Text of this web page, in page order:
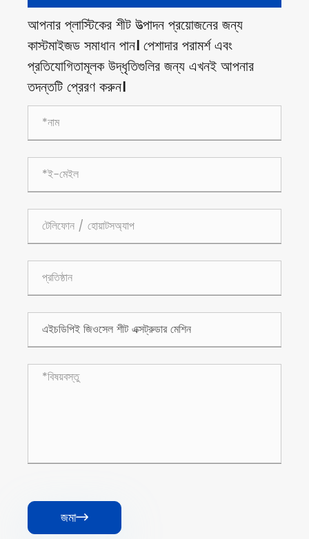
আপনার প্লাস্টিকের শীট উত্পাদন প্রয়োজনের জন্য
কাস্টমাইজড সমাধান পান। পেশাদার পরামর্শ এবং
প্রতিযোগিতামূলক উদ্ধৃতিগুলির জন্য এখনই আপনার
তদন্তটি প্রেরণ করুন।
জমা